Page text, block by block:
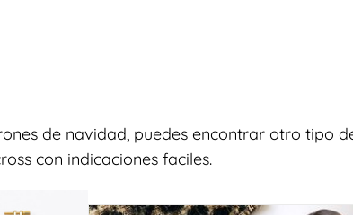
de navidad, puedes encontrar otro tipo
con indicaciones faciles.